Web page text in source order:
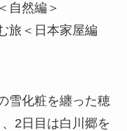
自然編＞
旅＜日本家屋編
雪化粧を纏った穂
2日目は白川郷を